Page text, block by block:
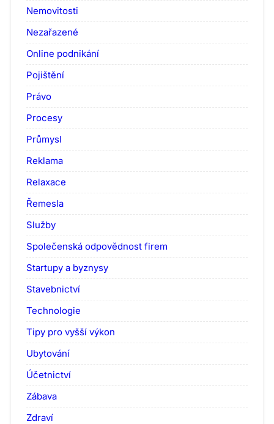
Nemovitosti
Nezařazené
Online podnikání
Pojištění
Právo
Procesy
Průmysl
Reklama
Relaxace
Řemesla
Služby
Společenská odpovědnost firem
Startupy a byznysy
Stavebnictví
Technologie
Tipy pro vyšší výkon
Ubytování
Účetnictví
Zábava
Zdraví